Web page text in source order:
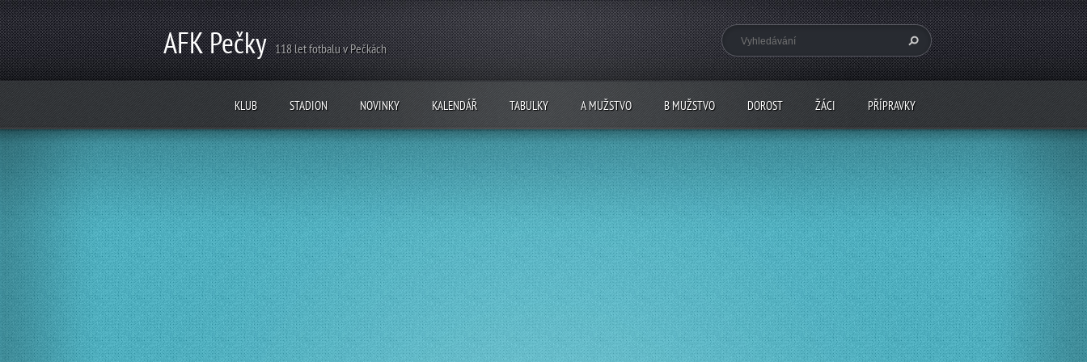
AFK Pečky 118 let fotbalu v Pečkách
KLUB STADION NOVINKY KALENDÁŘ TABULKY A MUŽSTVO B MUŽSTVO DOROST ŽÁCI PŘÍPRAVKY